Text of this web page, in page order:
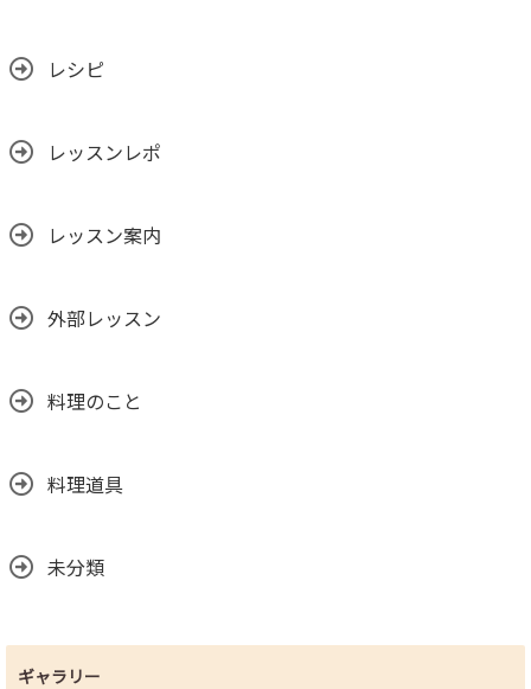
レシピ
レッスンレポ
レッスン案内
外部レッスン
料理のこと
料理道具
未分類
ギャラリー